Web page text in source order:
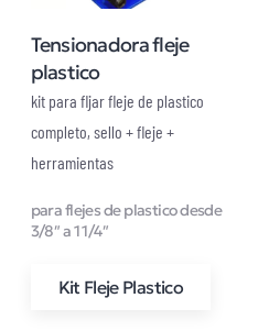
Tensionadora fleje
plastico
kit para fljar fleje de plastico
completo, sello + fleje +
herramientas
para flejes de plastico desde
3/8″ a 1 1/4″
Kit Fleje Plastico